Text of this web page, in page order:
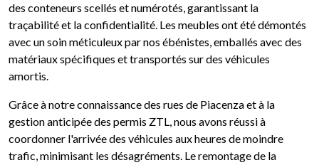
des conteneurs scellés et numérotés, garantissant la
traçabilité et la confidentialité. Les meubles ont été démontés
avec un soin méticuleux par nos ébénistes, emballés avec des
matériaux spécifiques et transportés sur des véhicules
amortis.
Grâce à notre connaissance des rues de Piacenza et à la
gestion anticipée des permis ZTL, nous avons réussi à
coordonner l'arrivée des véhicules aux heures de moindre
trafic, minimisant les désagréments. Le remontage de la